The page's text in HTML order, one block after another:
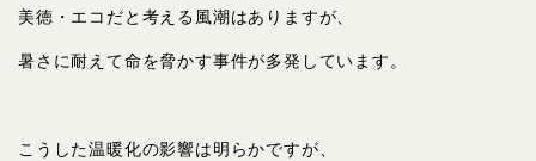
美徳・エコだと考える風潮はありますが、
暑さに耐えて命を脅かす事件が多発しています。
こうした温暖化の影響は明らかですが、